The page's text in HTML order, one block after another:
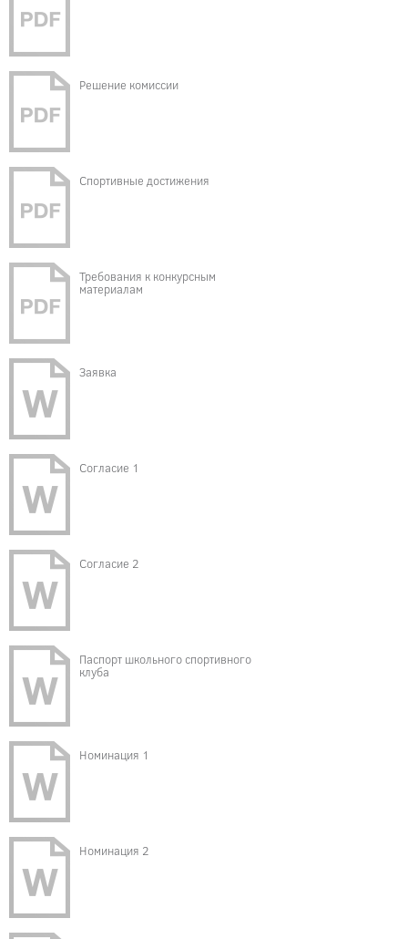
Решение комиссии
Спортивные достижения
Требования к конкурсным
материалам
Заявка
Согласие 1
Согласие 2
Паспорт школьного спортивного
клуба
Номинация 1
Номинация 2